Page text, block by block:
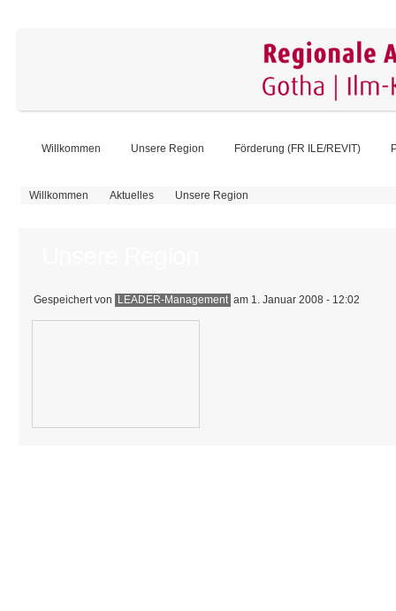
Willkommen Unsere Region Förderung (FR ILE/REVIT)
Sie sind hier
Willkommen Aktuelles Unsere Region
Gespeichert von LEADER-Management am 1. Januar 2008 - 12:02